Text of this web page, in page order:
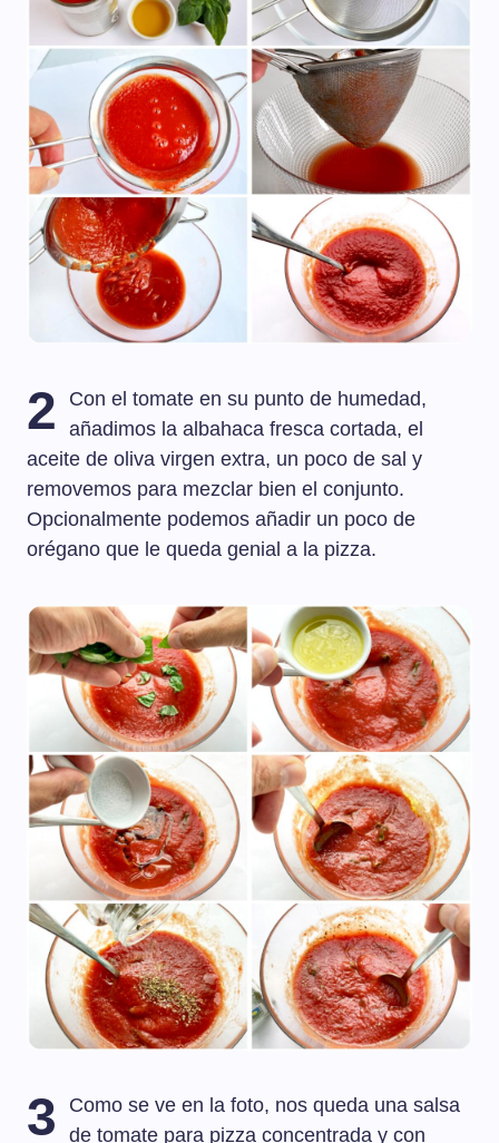
2
Con el tomate en su punto de humedad,
añadimos la albahaca fresca cortada, el
aceite de oliva virgen extra, un poco de sal y
removemos para mezclar bien el conjunto.
Opcionalmente podemos añadir un poco de
orégano que le queda genial a la pizza.
3
Como se ve en la foto, nos queda una salsa
de tomate para pizza concentrada y con